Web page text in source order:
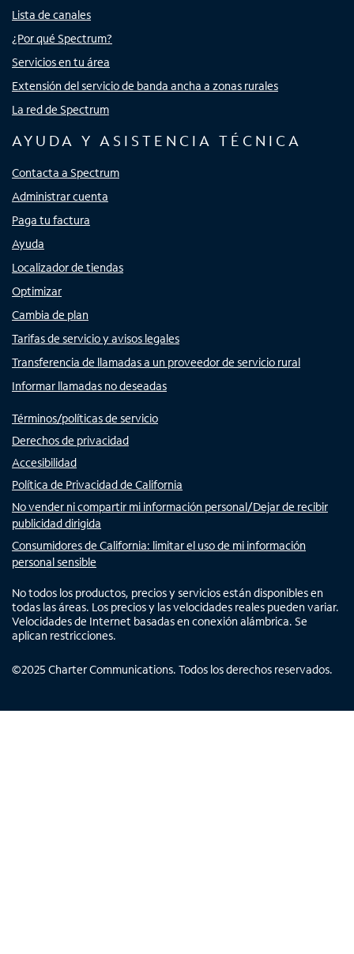
Lista de canales
¿Por qué Spectrum?
Servicios en tu área
Extensión del servicio de banda ancha a zonas rurales
La red de Spectrum
AYUDA Y ASISTENCIA TÉCNICA
Contacta a Spectrum
Administrar cuenta
Paga tu factura
Ayuda
Localizador de tiendas
Optimizar
Cambia de plan
Tarifas de servicio y avisos legales
Transferencia de llamadas a un proveedor de servicio rural
Informar llamadas no deseadas
Términos/políticas de servicio
Derechos de privacidad
Accesibilidad
Política de Privacidad de California
No vender ni compartir mi información personal/Dejar de recibir
publicidad dirigida
Consumidores de California: limitar el uso de mi información
personal sensible
No todos los productos, precios y servicios están disponibles en
todas las áreas. Los precios y las velocidades reales pueden variar.
Velocidades de Internet basadas en conexión alámbrica. Se
aplican restricciones.
©2025 Charter Communications. Todos los derechos reservados.